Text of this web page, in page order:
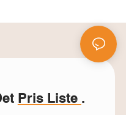
Pris Liste .